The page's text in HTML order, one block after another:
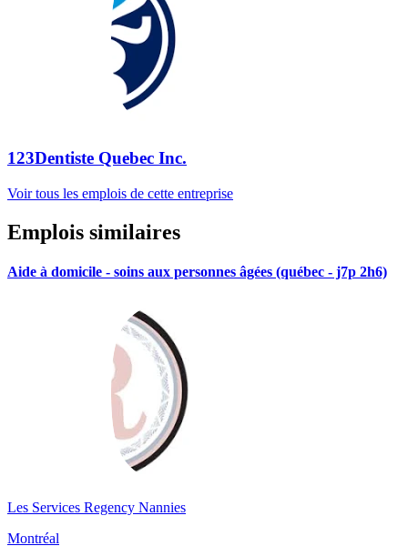
123Dentiste Quebec Inc.
Voir tous les emplois de cette entreprise
Emplois similaires
Aide à domicile - soins aux personnes âgées (québec - j7p 2h6)
Les Services Regency Nannies
Montréal